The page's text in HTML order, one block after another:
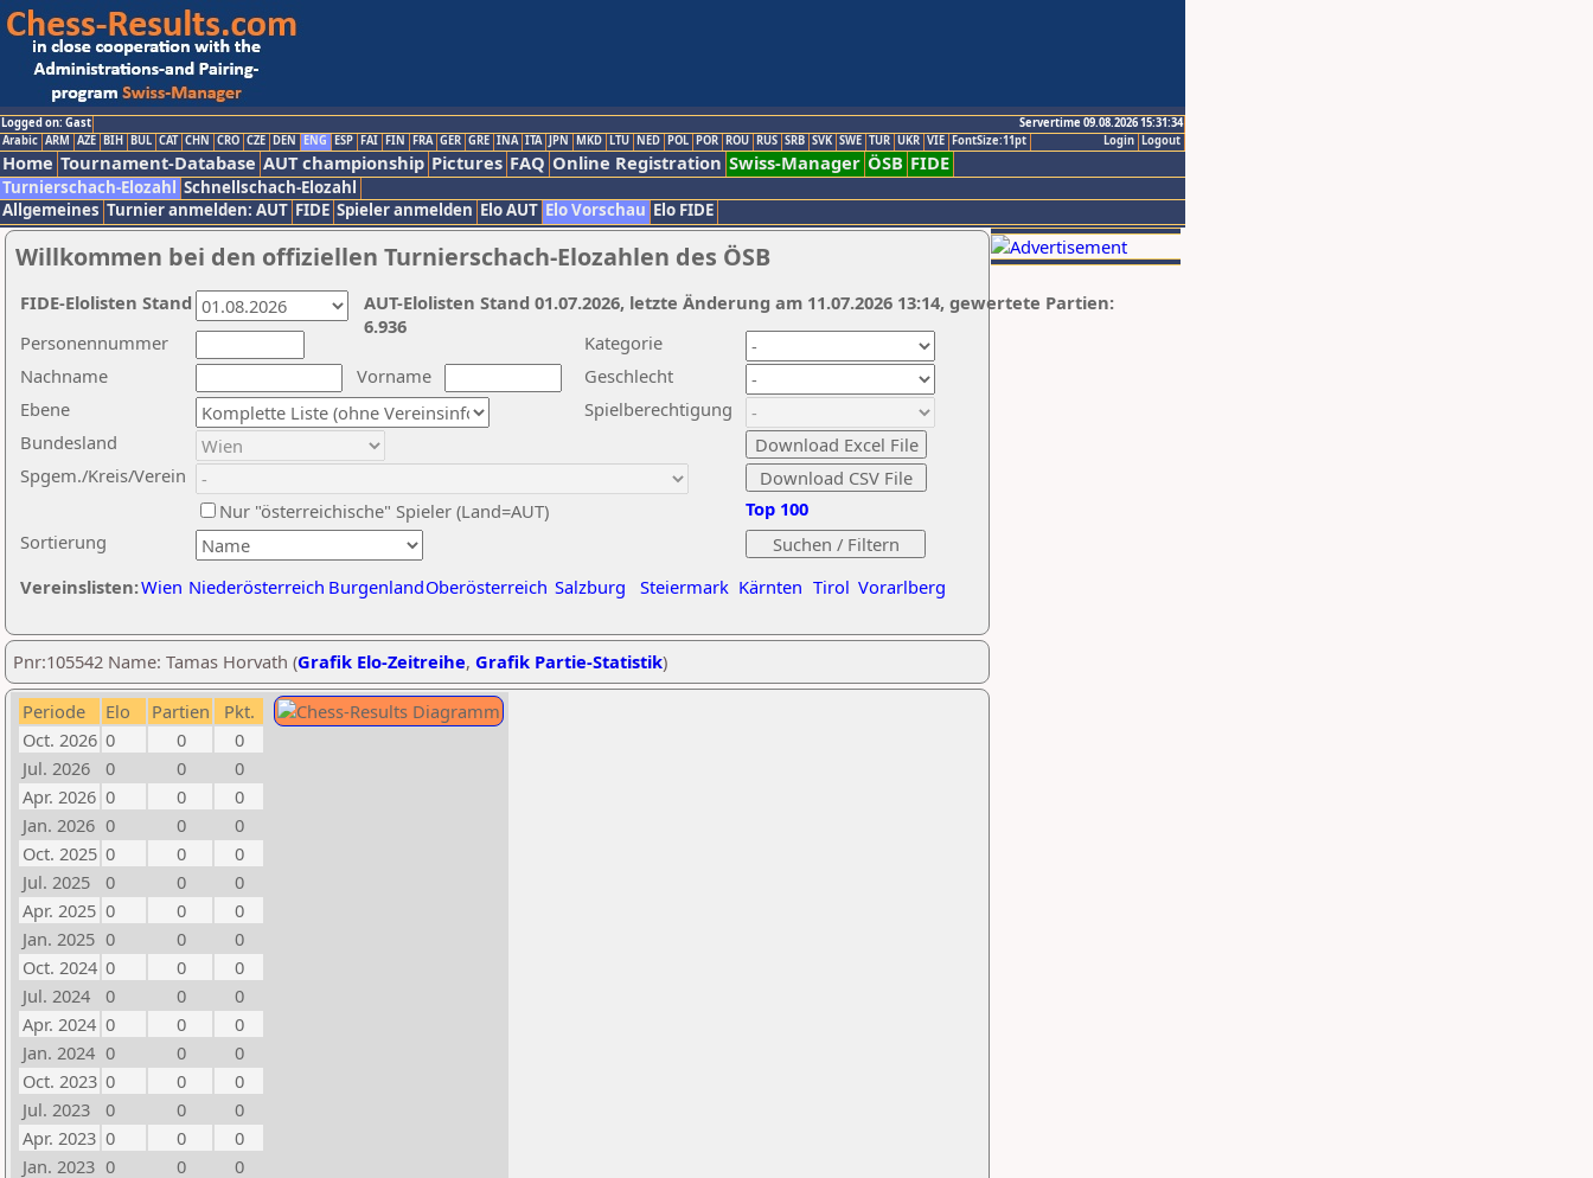
Logged on: Gast
Servertime 09.08.2026 15:31:34
Logout
Login
Arabic ARM AZE BIH BUL CAT CHN CRO CZE DEN ENG ESP FAI FIN FRA GER GRE INA ITA JPN MKD LTU NED POL POR ROU RUS SRB SVK SWE TUR UKR VIE FontSize:11pt
Home Tournament-Database AUT championship Pictures FAQ Online Registration Swiss-Manager ÖSB FIDE
Turnierschach-Elozahl Schnellschach-Elozahl
Allgemeines Turnier anmelden: AUT FIDE Spieler anmelden Elo AUT Elo Vorschau Elo FIDE
Willkommen bei den offiziellen Turnierschach-Elozahlen des ÖSB
Nachname
Vorname
Ebene
Kategorie
Sortierung
Personennummer
Bundesland
Spgem./Kreis/Verein
Geschlecht
Nur "österreichische" Spieler (Land=AUT)
Spielberechtigung
Vereinslisten:Wien Niederösterreich BurgenlandOberösterreich Salzburg Steiermark Kärnten Tirol Vorarlberg
Top 100
AUT-Elolisten Stand 01.07.2026, letzte Änderung am 11.07.2026 13:14, gewertete Partien:
6.936
FIDE-Elolisten Stand
Pnr:105542 Name: Tamas Horvath (Grafik Elo-Zeitreihe, Grafik Partie-Statistik)
Periode Elo Partien
Pkt.
Oct. 2026 0 0
0
Jul. 2026
0 0
0
Apr. 2026 0 0
0
Jan. 2026 0 0
0
Oct. 2025 0 0
0
Jul. 2025
0 0
0
Apr. 2025 0 0
0
Jan. 2025 0 0
0
Oct. 2024 0 0
0
Jul. 2024
0 0
0
Apr. 2024 0 0
0
Jan. 2024 0 0
0
Oct. 2023 0 0
0
Jul. 2023
0 0
0
Apr. 2023 0 0
0
Jan. 2023 0 0
0